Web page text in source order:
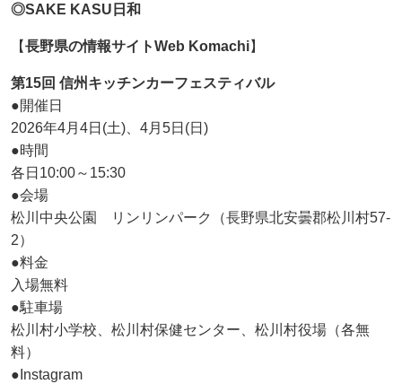
◎SAKE KASU日和
【長野県の情報サイトWeb Komachi】
第15回 信州キッチンカーフェスティバル
●開催日
2026年4月4日(土)、4月5日(日)
●時間
各日10:00～15:30
●会場
松川中央公園 リンリンパーク（長野県北安曇郡松川村57-
2）
●料金
入場無料
●駐車場
松川村小学校、松川村保健センター、松川村役場（各無
料）
●Instagram